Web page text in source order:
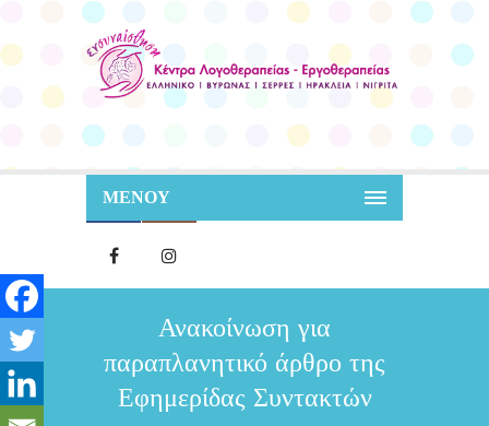
ΜΕΝΟΥ
Ανακοίνωση για
παραπλανητικό άρθρο της
Εφημερίδας Συντακτών